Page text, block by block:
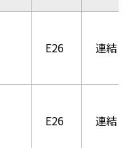
E26 連結
E26 連結